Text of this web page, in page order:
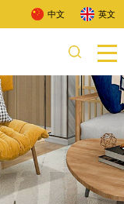
中文 英文